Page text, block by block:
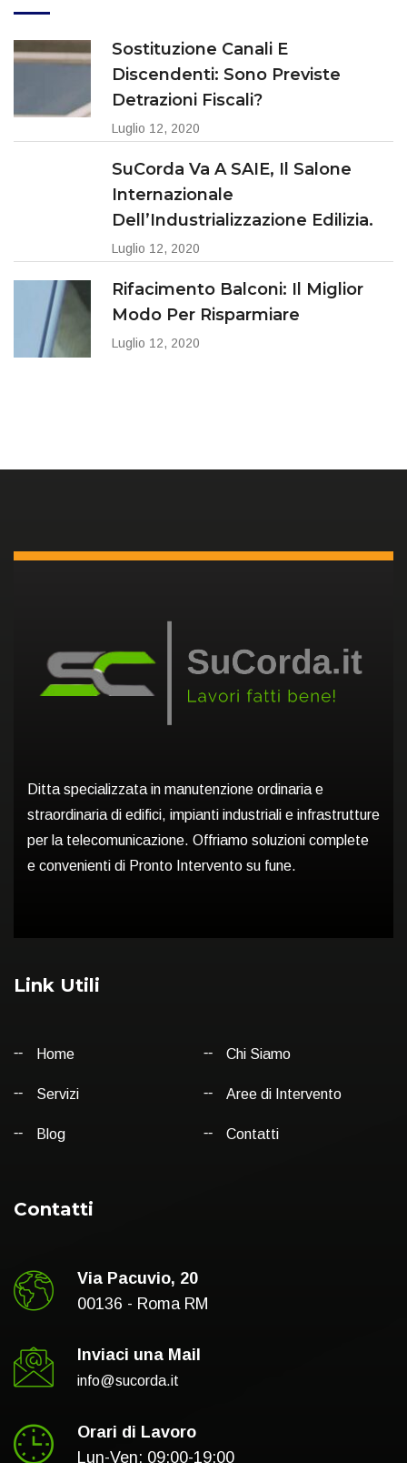
Sostituzione Canali E
Discendenti: Sono Previste
Detrazioni Fiscali?
Luglio 12, 2020
SuCorda Va A SAIE, Il Salone
Internazionale
Dell’Industrializzazione Edilizia.
Luglio 12, 2020
Rifacimento Balconi: Il Miglior
Modo Per Risparmiare
Luglio 12, 2020
Ditta specializzata in manutenzione ordinaria e
straordinaria di edifici, impianti industriali e infrastrutture
per la telecomunicazione. Offriamo soluzioni complete
e convenienti di Pronto Intervento su fune.
Link Utili
Home Chi Siamo
Servizi Aree di Intervento
Blog Contatti
Contatti
Via Pacuvio, 20
00136 - Roma RM
Inviaci una Mail
info@sucorda.it
Orari di Lavoro
Lun-Ven: 09:00-19:00